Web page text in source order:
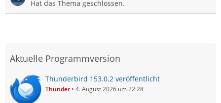
Hat das Thema geschlossen.
Aktuelle Programmversion
Thunderbird 153.0.2 veröffentlicht
Thunder 4. August 2026 um 22:28